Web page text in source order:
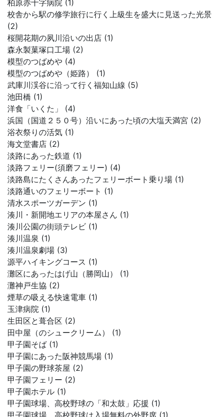
柏原赤十字病院 (1)
校舎から駅の修学旅行に行く上級生を盛大に見送った光景
(2)
桜開花期の夙川沿いの出店 (1)
森永製菓塚口工場 (2)
模型のつばめや (4)
模型のつばめや（姫路） (1)
武庫川渓谷に沿って行く福知山線 (5)
池田橋 (1)
洋食「いくた」 (4)
浜国（国道２５０号）沿いにあった頃の大塩天満宮 (2)
浴衣祭りの活気 (1)
海文堂書店 (2)
淡路にあった鉄道 (1)
淡路フェリー(須磨フェリー) (4)
淡路島にたくさんあったフェリーボート乗り場 (1)
淡路通いのフェリーボート (1)
清水スポーツガーデン (1)
湊川・新開地エリアの本屋さん (1)
湊川公園の街頭テレビ (1)
湊川温泉 (1)
湊川温泉劇場 (3)
源平ハイキングコース (1)
灘区にあったはげ山（勝岡山） (1)
灘神戸生協 (2)
煙草の吸える快速電車 (1)
玉津病院 (1)
生田区と葺合区 (2)
田中屋（のシュークリーム） (1)
甲子園そば (1)
甲子園にあった阪神競馬場 (1)
甲子園の野球茶屋 (2)
甲子園フェリー (2)
甲子園ホテル (1)
甲子園球場、高校野球の「和太鼓」応援 (1)
甲子園球場、高校野球は入場無料の外野席 (1)